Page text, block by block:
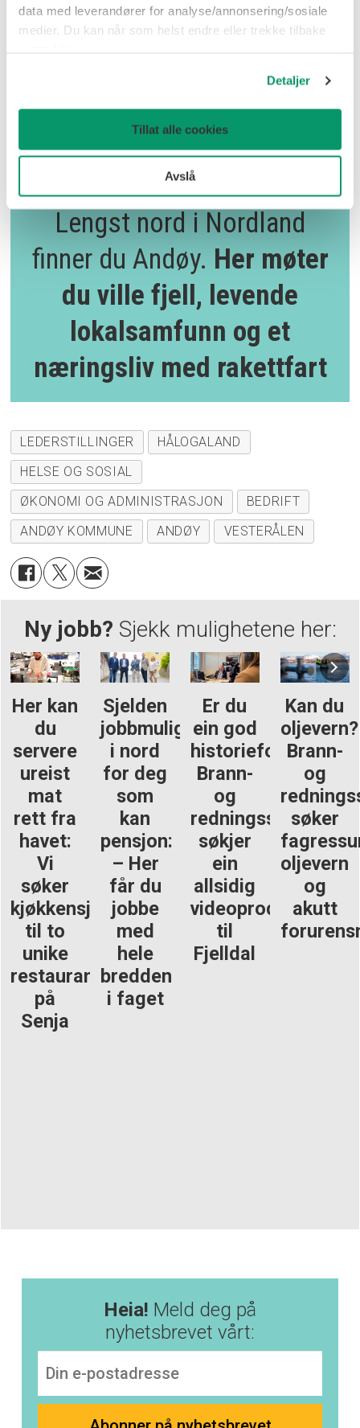
data med leverandører for analyse/annonsering/sosiale
medier. Du kan når som helst endre eller trekke tilbake
Detaljer
Tillat alle cookies
Avslå
Bo og leve i Andøy?
Lengst nord i Nordland
finner du Andøy. Her møter
du ville fjell, levende
lokalsamfunn og et
næringsliv med rakettfart
LEDERSTILLINGER
HÅLOGALAND
HELSE OG SOSIAL
ØKONOMI OG ADMINISTRASJON
BEDRIFT
ANDØY KOMMUNE
ANDØY VESTERÅLEN
Ny jobb? Sjekk mulighetene her:
Her kan
du
servere
ureist
mat
rett fra
havet:
Vi
søker
kjøkkensjef
til to
unike
restauranter
på
Senja
Sjelden
jobbmulighet
i nord
for deg
som
kan
pensjon:
– Her
får du
jobbe
med
hele
bredden
i faget
Er du
ein god
historieforteljar?
Brann-
og
redningsskulen
søkjer
ein
allsidig
videoprodusent
til
Fjelldal
Kan du
oljevern?
Brann-
og
søker
oljevern
og
akutt
Heia! Meld deg på
nyhetsbrevet vårt: